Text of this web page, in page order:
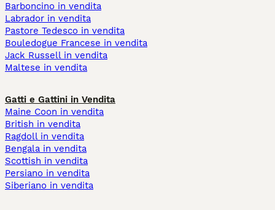
Barboncino in vendita
Labrador in vendita
Pastore Tedesco in vendita
Bouledogue Francese in vendita
Jack Russell in vendita
Maltese in vendita
Gatti e Gattini in Vendita
Maine Coon in vendita
British in vendita
Ragdoll in vendita
Bengala in vendita
Scottish in vendita
Persiano in vendita
Siberiano in vendita